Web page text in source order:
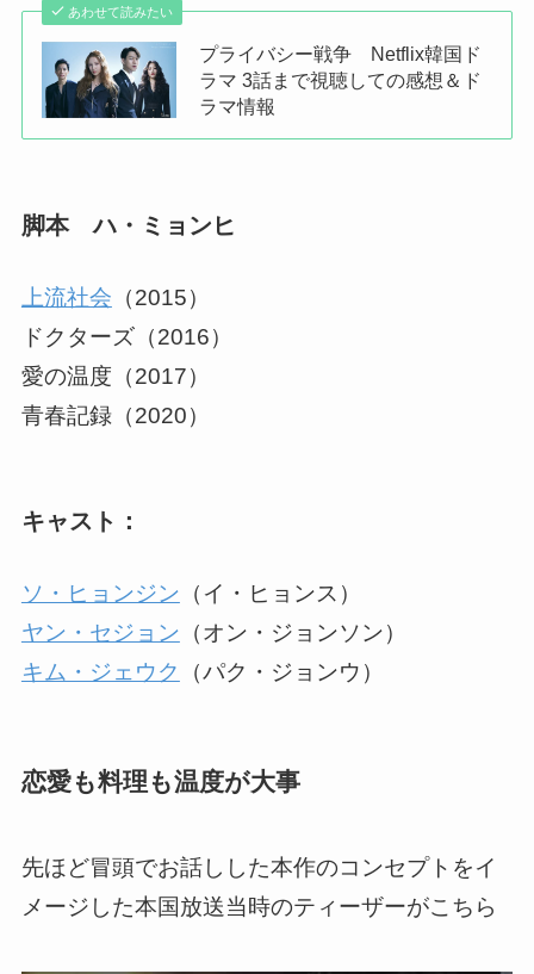
あわせて読みたい
プライバシー戦争 Netflix韓国ド
ラマ 3話まで視聴しての感想＆ド
ラマ情報
脚本 ハ・ミョンヒ
上流社会 （2015）
ドクターズ（2016）
愛の温度（2017）
青春記録（2020）
キャスト：
ソ・ヒョンジン （イ・ヒョンス）
ヤン・セジョン （オン・ジョンソン）
キム・ジェウク
（パク・ジョンウ）
恋愛も料理も温度が大事
先ほど冒頭でお話しした本作のコンセプトをイ
メージした本国放送当時のティーザーがこちら